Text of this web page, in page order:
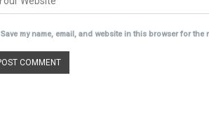
Save my name, email, and website in this browser for the